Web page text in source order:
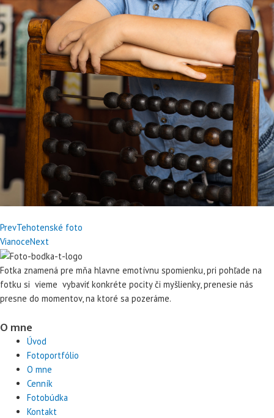
PrevTehotenské foto
VianoceNext
Fotka znamená pre mňa hlavne emotívnu spomienku, pri pohľade na
fotku si vieme vybaviť konkréte pocity či myšlienky, prenesie nás
presne do momentov, na ktoré sa pozeráme.
O mne
Úvod
Fotoportfólio
O mne
Cenník
Fotobúdka
Kontakt